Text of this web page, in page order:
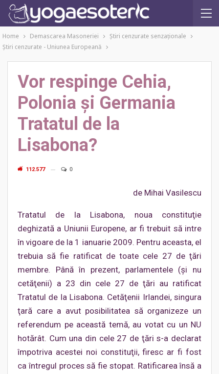
Home Demascarea Masoneriei
Ştiri cenzurate senzaţionale
Ştiri cenzurate - Uniunea Europeană
Vor respinge Cehia,
Polonia şi Germania
Tratatul de la
Lisabona?
112.577 0
de Mihai Vasilescu
Tratatul de la Lisabona, noua constituţie
deghizată a Uniunii Europene, ar fi trebuit să intre
în vigoare de la 1 ianuarie 2009. Pentru aceasta, el
trebuia să fie ratificat de toate cele 27 de ţări
membre. Până în prezent, parlamentele (şi nu
cetăţenii) a 23 din cele 27 de ţări au ratificat
Tratatul de la Lisabona. Cetăţenii Irlandei, singura
ţară care a avut posibilitatea să organizeze un
referendum pe această temă, au votat cu un NU
hotărât. Cum una din cele 27 de ţări s-a declarat
împotriva acestei noi constituţii, firesc ar fi fost
ca întregul proces să fie stopat. Ratificarea însă a